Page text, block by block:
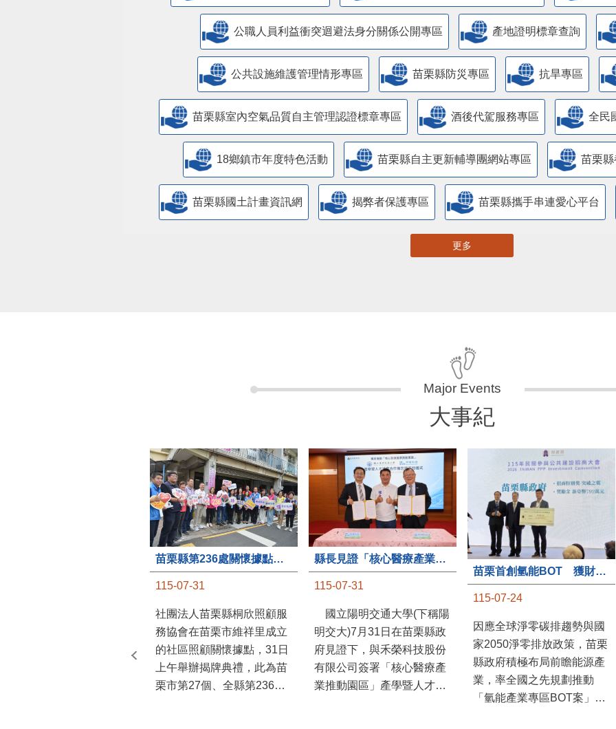
公職人員利益衝突迴避法身分關係公開專區 產地證明標章查詢
​公共設施維護管理情形專區 苗栗縣防災專區 抗旱專區
苗栗縣室內空氣品質自主管理認證標章專區 酒後代駕服務專區 全民
18鄉鎮市年度特色活動 苗栗縣自主更新輔導團網站專區 苗栗
苗栗縣國土計畫資訊網 揭弊者保護專區 苗栗縣攜手串連愛心平台
更多
大事紀
苗栗縣第236處關懷據點在苗栗市維祥里揭牌
115-07-31
社團法人苗栗縣桐欣照顧服
務協會在苗栗市維祥里成立
的社區照顧關懷據點，31日
上午舉辦揭牌典禮，此為苗
栗市第27個、全縣第236處
115-07-31
國立陽明交通大學(下稱陽
明交大)7月31日在苗栗縣政
府見證下，與禾榮科技股份
有限公司簽署「核心醫療產
業推動園區」產學暨人才培
苗栗首創氫能BOT 獲財政部「突破之翼」肯定
115-07-24
因應全球淨零碳排趨勢與國
家2050淨零排放政策，苗栗
縣政府積極布局前瞻能源產
業，率全國之先規劃推動
「氫能產業專區BOT案」，